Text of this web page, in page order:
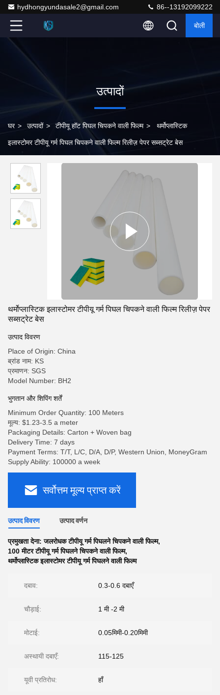
hydhongyundasale2@gmail.com 86--13192099222
बोली
उत्पादों
घर > उत्पादों > टीपीयू हॉट पिघल चिपकने वाली फिल्म > थर्मोप्लास्टिक
इलास्टोमर टीपीयू गर्म पिघल चिपकने वाली फिल्म रिलीज़ पेपर सब्सट्रेट बेस
थर्मोप्लास्टिक इलास्टोमर टीपीयू गर्म पिघल चिपकने वाली फिल्म रिलीज़ पेपर
सब्सट्रेट बेस
उत्पाद विवरण
Place of Origin: China
ब्रांड नाम: KS
प्रमाणन: SGS
Model Number: BH2
भुगतान और शिपिंग शर्तें
Minimum Order Quantity: 100 Meters
मूल्य: $1.23-3.5 a meter
Packaging Details: Carton + Woven bag
Delivery Time: 7 days
Payment Terms: T/T, L/C, D/A, D/P, Western Union, MoneyGram
Supply Ability: 100000 a week
सर्वोत्तम मूल्य प्राप्त करें
उत्पाद विवरण उत्पाद वर्णन
प्रमुखता देना:जलरोधक टीपीयू गर्म पिघलने चिपकने वाली फिल्म,
100 मीटर टीपीयू गर्म पिघलने चिपकने वाली फिल्म,
थर्मोप्लास्टिक इलास्टोमर टीपीयू गर्म पिघलने वाली फिल्म
दबाव: 0.3-0.6 दबाएँ
चौड़ाई: 1 मी -2 मी
मोटाई: 0.05मिमी-0.20मिमी
अस्थायी दबाएँ: 115-125
यूवी प्रतिरोध: हाँ